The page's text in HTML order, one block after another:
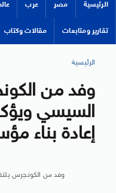
الرئيسية مصر عرب
تقارير ومتابعات مقالات وكتاب
الرئيسية
وفد من
السيسي
إعادة بناء